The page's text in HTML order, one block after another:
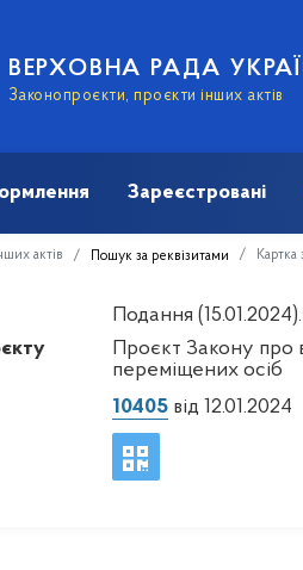
ВЕРХОВНА РАДА
Законопроєкти, проєкти інших актів
Зареєстровані
актів Пошук за реквізитами
Подання
Проєкт Закону про
переміщених осіб
10405від 12.01.2024